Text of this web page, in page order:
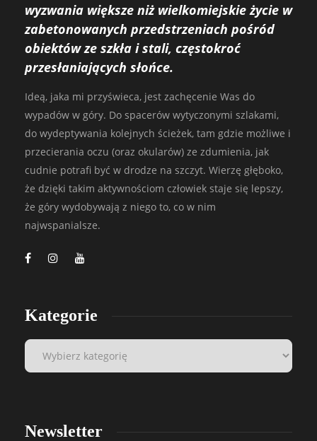
wyzwania większe niż wielkomiejskie życie w
zabetonowanych przedstrzeniach pośród
obiektów ze szkła i stali, częstokroć
przesłaniających słońce.
Ideą, jaka mi przyświeca, jest zachęcenie Was do
wypadów w góry. Do spacerów wytyczonymi szlakami,
do wydeptywania kolejnych ścieżek, tam gdzie możliwe i
przecierania oczu (oraz okularów) ze zdumienia, jak
cudnie potrafi być w drodze na szczyt. Wierzę głęboko,
że dzięki takim aktywnościom człowiek staje się lepszy,
że góry wydobywają z niego to, co w nim
najwspanialsze.
Kategorie
Newsletter